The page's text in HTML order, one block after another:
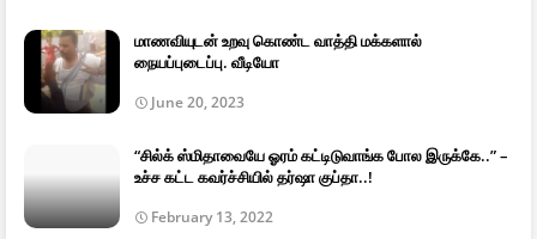
மாணவியுடன் உறவு கொண்ட வாத்தி மக்களால்
நையப்புடைப்பு. வீடியோ
June 20, 2023
“சில்க் ஸ்மிதாவையே ஓரம் கட்டிடுவாங்க போல இருக்கே..” –
உச்ச கட்ட கவர்ச்சியில் தர்ஷா குப்தா..!
February 13, 2022